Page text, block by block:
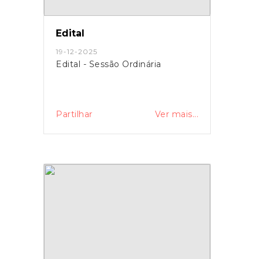
Edital
19-12-2025
Edital - Sessão Ordinária
Partilhar Ver mais...